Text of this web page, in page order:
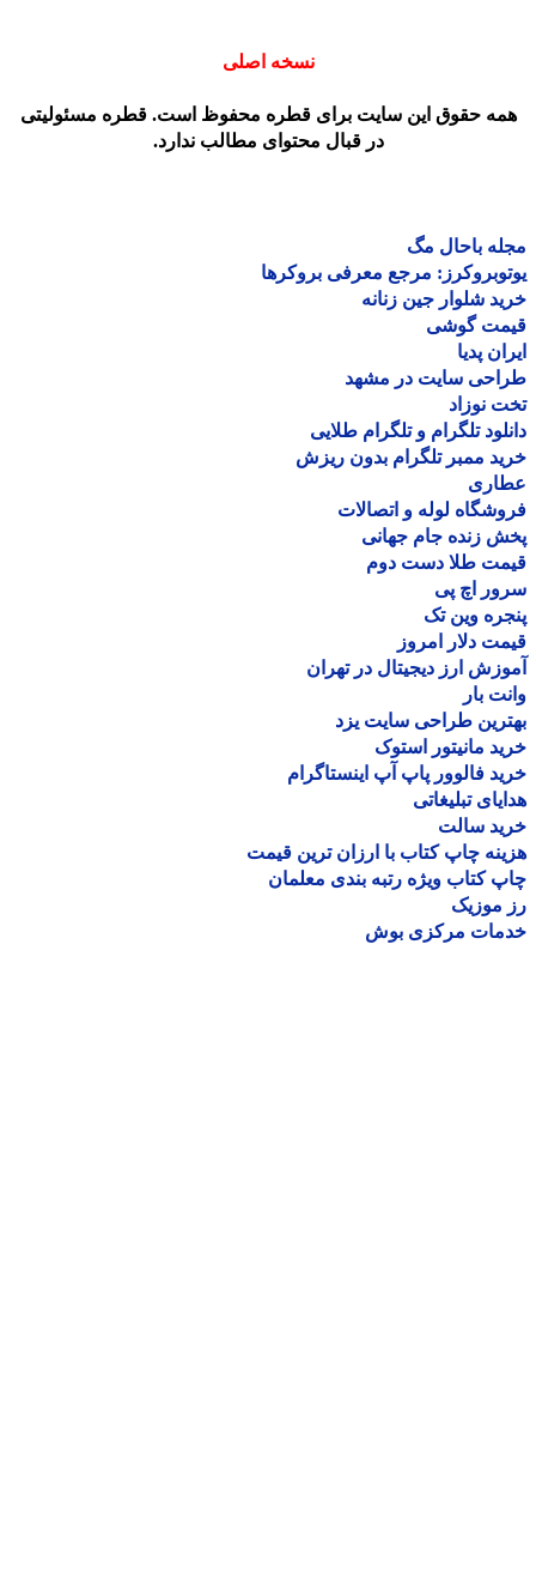
نسخه اصلی
حقوق این سایت برای قطره محفوظ است. قطره مسئولیتی
در قبال محتوای مطالب ندارد.
باحال مگ
مرجع معرفی بروکرها
شلوار جین زنانه
گوشی
پدیا
سایت در مشهد
نوزاد
تلگرام و تلگرام طلایی
ممبر تلگرام بدون ریزش
لوله و اتصالات
زنده جام جهانی
طلا دست دوم
اچ پی
وین تک
دلار امروز
ارز دیجیتال در تهران
بار
طراحی سایت یزد
مانیتور استوک
فالوور پاپ آپ اینستاگرام
تبلیغاتی
سالت
چاپ کتاب با ارزان ترین قیمت
کتاب ویژه رتبه بندی معلمان
موزیک
مرکزی بوش